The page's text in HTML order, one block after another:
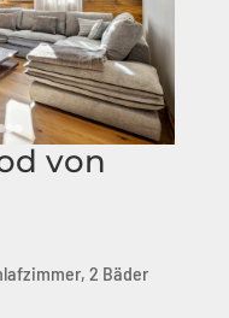
von
2 Bäder